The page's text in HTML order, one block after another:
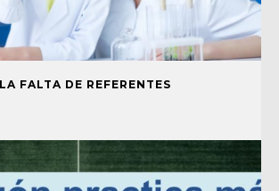
FALTA DE REFERENTES